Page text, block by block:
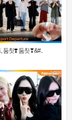
둠칫❣️ 둠칫❣&#..